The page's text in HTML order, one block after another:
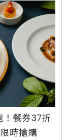
餐券37折
時搶購